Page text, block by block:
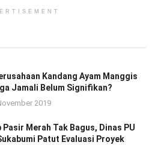
Kandang Ayam Manggis
Jamali Belum Signifikan?
2019
Pasir Merah Tak Bagus, Dinas PU
Patut Evaluasi Proyek